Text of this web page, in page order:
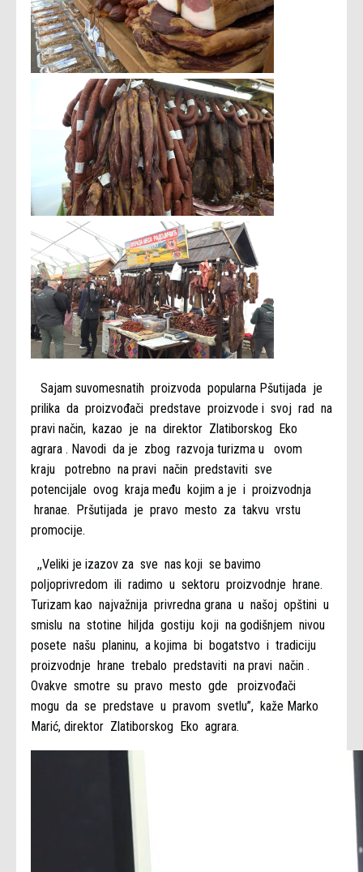
Sajam suvomesnatih proizvoda popularna Pšutijada je
prilika da proizvođači predstave proizvode i svoj rad na
pravi način, kazao je na direktor Zlatiborskog Eko
agrara . Navodi da je zbog razvoja turizma u ovom
kraju potrebno na pravi način predstaviti sve
potencijale ovog kraja među kojim a je i proizvodnja
hranae. Pršutijada je pravo mesto za takvu vrstu
promocije.
,,Veliki je izazov za sve nas koji se bavimo
poljoprivredom ili radimo u sektoru proizvodnje hrane.
Turizam kao najvažnija privredna grana u našoj opštini u
smislu na stotine hiljda gostiju koji na godišnjem nivou
posete našu planinu, a kojima bi bogatstvo i tradiciju
proizvodnje hrane trebalo predstaviti na pravi način .
Ovakve smotre su pravo mesto gde proizvođači
mogu da se predstave u pravom svetlu”, kaže Marko
Marić, direktor Zlatiborskog Eko agrara.